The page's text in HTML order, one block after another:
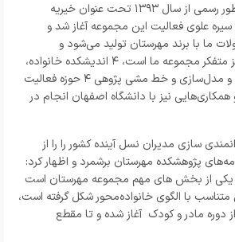
رسمی از سال ۱۳۹۳تحت عنوان خیریه
علوی فعالیت این مجموعه آغاز شد و
ما با برند مهرستان تولید می‌شود و
متفکر مجموعه ما است، ۴ اندیشکده خانواده،
و مدل‌سازی و خط مشی پژوهی ۴حوزه فعالیت
نیز با دانشگاه اصفهان انجام در
سازی مدیران نسل آینده کشور را را از
پژوهشکده مهرستان برشمرد و اظهار کرد:
یکی از بخش های مهم مجموعه مهرستان است
با الگوی خانواده‌محور شکل گرفته است،
دوره مادر و کودک آغاز شده و تا مقطع